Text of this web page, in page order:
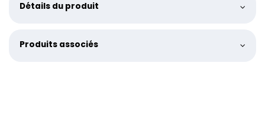
Détails du produit
Produits associés